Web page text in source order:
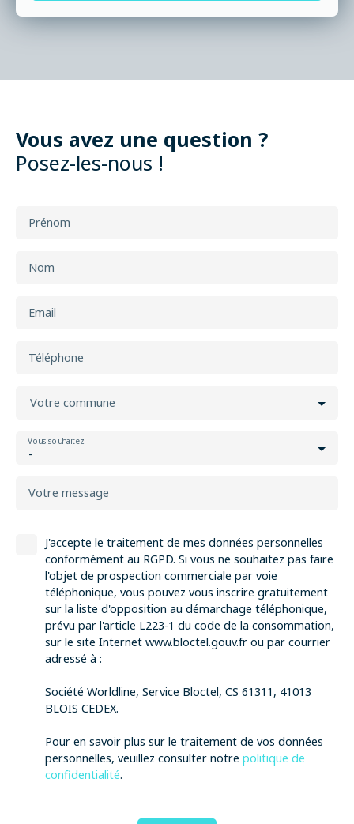
Vous avez une question ?
Posez-les-nous !
Prénom
Nom
Email
Téléphone
Votre commune
-
Vous souhaitez
Votre message
J'accepte le traitement de mes données personnelles
conformément au RGPD. Si vous ne souhaitez pas faire
l'objet de prospection commerciale par voie
téléphonique, vous pouvez vous inscrire gratuitement
sur la liste d'opposition au démarchage téléphonique,
prévu par l'article L223-1 du code de la consommation,
sur le site Internet www.bloctel.gouv.fr ou par courrier
adressé à :
Société Worldline, Service Bloctel, CS 61311, 41013
BLOIS CEDEX.
Pour en savoir plus sur le traitement de vos données
personnelles, veuillez consulter notre politique de
confidentialité.